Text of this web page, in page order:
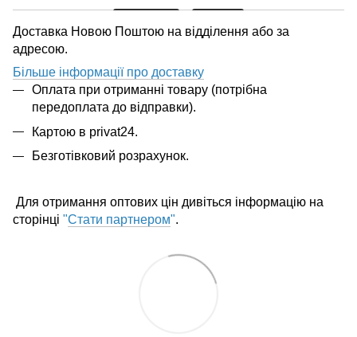
Доставка Новою Поштою на відділення або за
адресою.
Більше інформації про доставку
Оплата при отриманні товару (потрібна
передоплата до відправки).
Картою в privat24.
Безготівковий розрахунок.
Для отримання оптових цін дивіться інформацію на
сторінці "Стати партнером".